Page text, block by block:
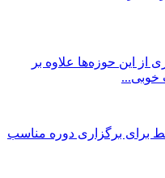
از این حوزه‌ها علاوه بر
برای برگزاری دوره مناسب